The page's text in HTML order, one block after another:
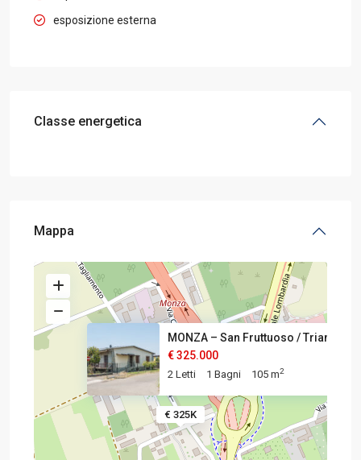
esposizione esterna
Classe energetica
Mappa
€ 325K
MONZA – San Fruttuoso / Triant
€ 325.000
2 Letti 1 Bagni 105 m2